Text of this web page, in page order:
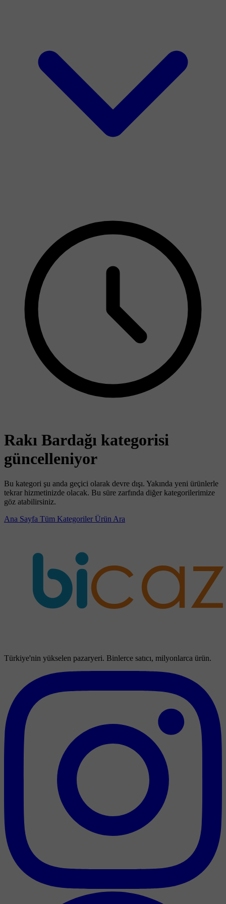
Rakı Bardağı kategorisi
güncelleniyor
Bu kategori şu anda geçici olarak devre dışı. Yakında yeni ürünlerle
tekrar hizmetinizde olacak. Bu süre zarfında diğer kategorilerimize
göz atabilirsiniz.
Ana Sayfa Tüm Kategoriler Ürün Ara
Türkiye'nin yükselen pazaryeri. Binlerce satıcı, milyonlarca ürün.